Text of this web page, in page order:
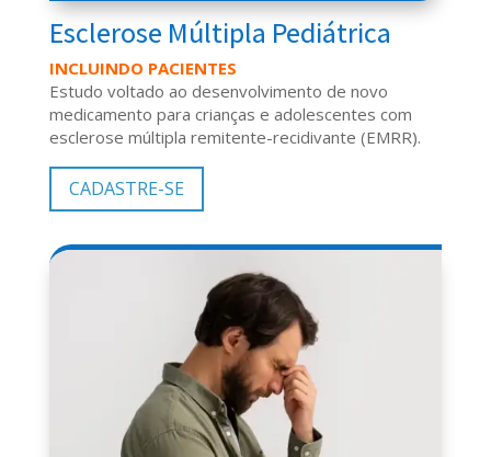
Esclerose Múltipla Pediátrica
INCLUINDO PACIENTES
Estudo voltado ao desenvolvimento de novo
medicamento para crianças e adolescentes com
esclerose múltipla remitente-recidivante (EMRR).
CADASTRE-SE